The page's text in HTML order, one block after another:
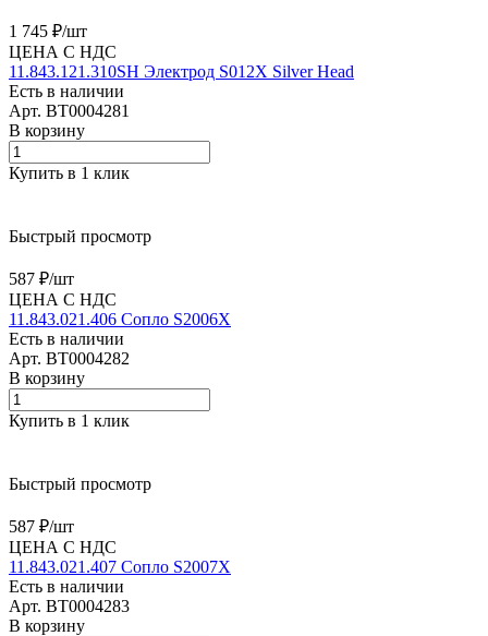
1 745 ₽/шт
ЦЕНА С НДС
11.843.121.310SH Электрод S012X Silver Head
Есть в наличии
Арт. BT0004281
В корзину
Купить в 1 клик
Быстрый просмотр
587 ₽/шт
ЦЕНА С НДС
11.843.021.406 Сопло S2006X
Есть в наличии
Арт. BT0004282
В корзину
Купить в 1 клик
Быстрый просмотр
587 ₽/шт
ЦЕНА С НДС
11.843.021.407 Сопло S2007X
Есть в наличии
Арт. BT0004283
В корзину